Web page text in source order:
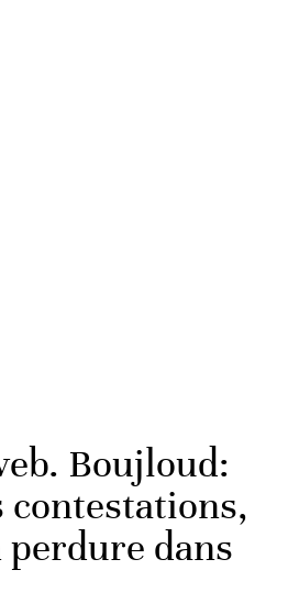
Boujloud:
contestations,
dans